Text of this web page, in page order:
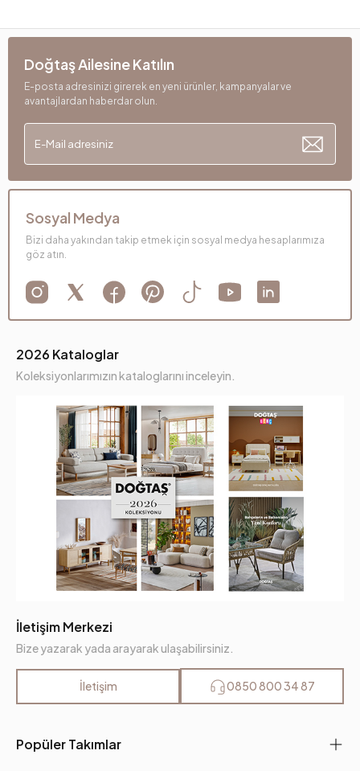
Popüler Takımlar
2026 Kataloglar
Koleksiyonlarımızın kataloglarını inceleyin.
İletişim Merkezi
Bize yazarak yada arayarak ulaşabilirsiniz.
İletişim 0850 800 34 87
Doğtaş Ailesine Katılın
E-posta adresinizi girerek en yeni ürünler, kampanyalar ve
avantajlardan haberdar olun.
Sosyal Medya
Bizi daha yakından takip etmek için sosyal medya hesaplarımıza
göz atın.